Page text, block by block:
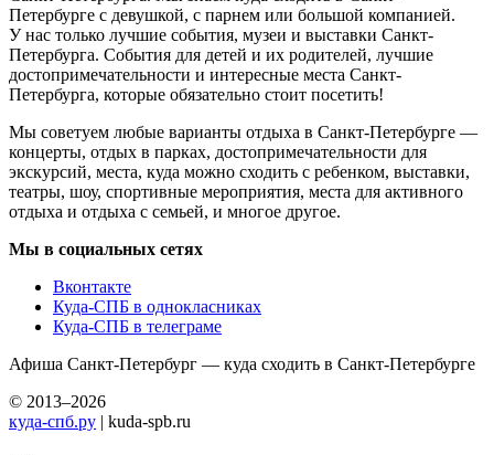
Петербурге с девушкой, с парнем или большой компанией.
У нас только лучшие события, музеи и выставки Санкт-
Петербурга. События для детей и их родителей, лучшие
достопримечательности и интересные места Санкт-
Петербурга, которые обязательно стоит посетить!
Мы советуем любые варианты отдыха в Санкт-Петербурге —
концерты, отдых в парках, достопримечательности для
экскурсий, места, куда можно сходить с ребенком, выставки,
театры, шоу, спортивные мероприятия, места для активного
отдыха и отдыха с семьей, и многое другое.
Мы в социальных сетях
Вконтакте
Куда-СПБ в однокласниках
Куда-СПБ в телеграме
Афиша Санкт-Петербург — куда сходить в Санкт-Петербурге
© 2013–2026
куда-спб.ру | kuda-spb.ru